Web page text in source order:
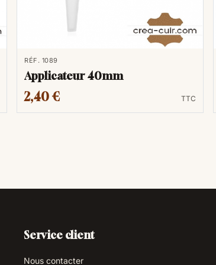
RÉF. 1089
Applicateur 40mm
2,40 € TTC
Service client
Nous contacter